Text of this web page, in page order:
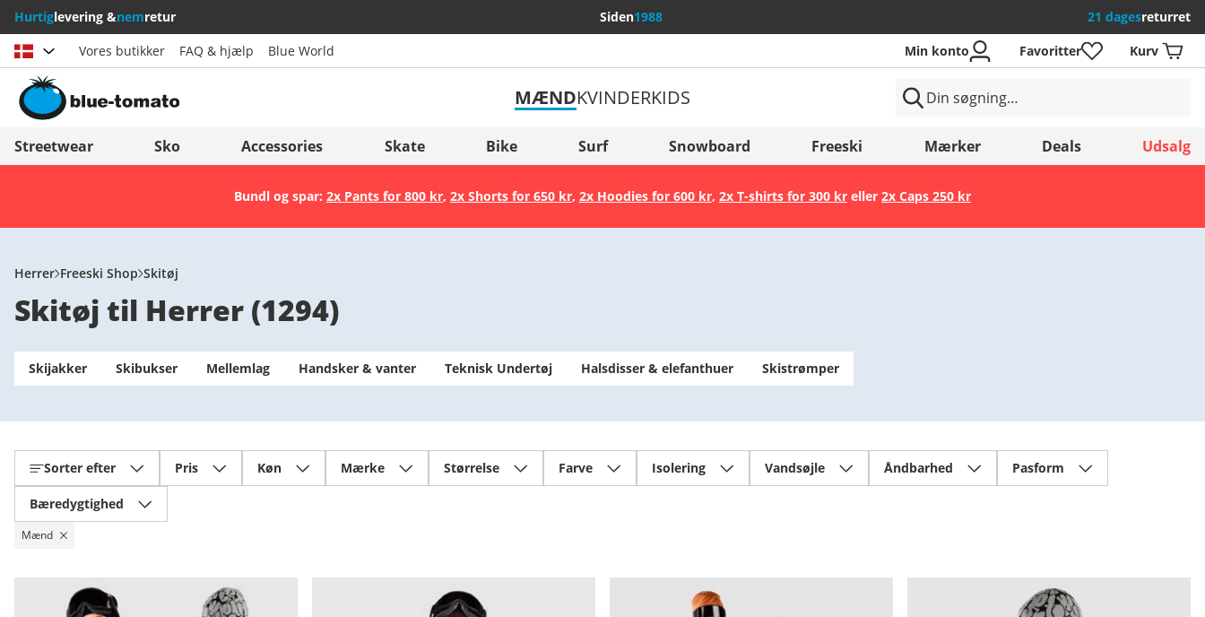
Hurtiglevering &nemretur Siden1988 21 dagesreturret
Vælg land
Österreich
Svizzera (Italiano)
France
Italia (Italiano)
Italien (Deutsch)
United Kingdom
Slovenija
België (Nederlands)
Gem
Vores butikker FAQ & hjælp Blue World Min konto Favoritter Kurv
MÆNDKVINDERKIDS
Streetwear Sko Accessories Skate Bike Surf Snowboard Freeski Mærker Deals Udsalg
Bundl og spar: 2x Pants for 800 kr, 2x Shorts for 650 kr, 2x Hoodies for 600 kr, 2x T-shirts for 300 kreller 2x Caps 250 kr
Herrer Freeski Shop Skitøj
Skitøj til Herrer (1294)
Skijakker Skibukser Mellemlag Handsker & vanter Teknisk Undertøj Halsdisser & elefanthuer Skistrømper
Sorter efter Pris Køn Mærke Størrelse Farve Isolering Vandsøjle Åndbarhed Pasform
Bæredygtighed
Mænd